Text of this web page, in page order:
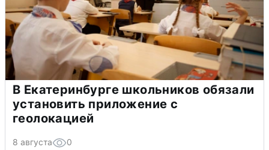
В Екатеринбурге школьников обязали
установить приложение с
геолокацией
8 августа 0